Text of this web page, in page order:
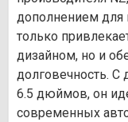
дополнением для
только
дизайном, но и
долговечность.
6.5 дюймов, он
современных